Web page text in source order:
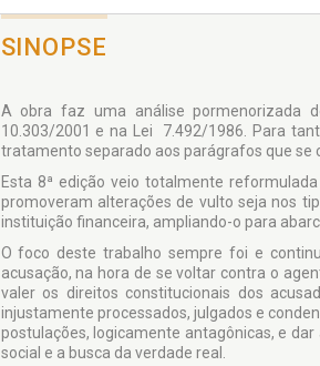
SINOPSE
A obra faz uma análise pormenorizada
10.303/2001 e na Lei 7.492/1986. Para
tratamento separado aos parágrafos que
Esta 8ª edição veio totalmente
promoveram alterações de vulto seja nos
instituição financeira, ampliando-o para
O foco deste trabalho sempre foi e
acusação, na hora de se voltar contra o
valer os direitos constitucionais dos
injustamente processados, julgados e
postulações, logicamente antagônicas, e
social e a busca da verdade real.